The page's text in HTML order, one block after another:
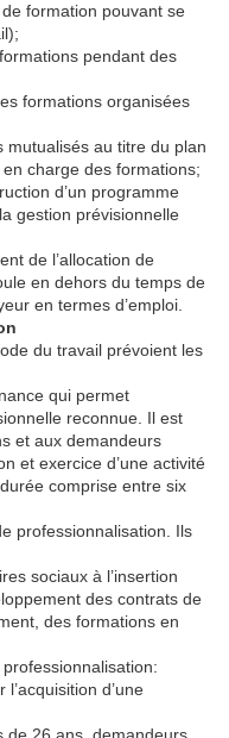
formation pouvant se
pendant des
formations organisées
mutualisés au titre du plan
charge des formations;
d’un programme
gestion prévisionnelle
de l’allocation de
en dehors du temps de
en termes d’emploi.
du travail prévoient les
qui permet
reconnue. Il est
et aux demandeurs
et exercice d’une activité
comprise entre six
professionnalisation. Ils
sociaux à l’insertion
des contrats de
des formations en
d’une